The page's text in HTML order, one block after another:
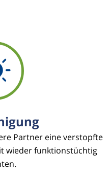
Partner eine verstopfte
wieder funktionstüchtig